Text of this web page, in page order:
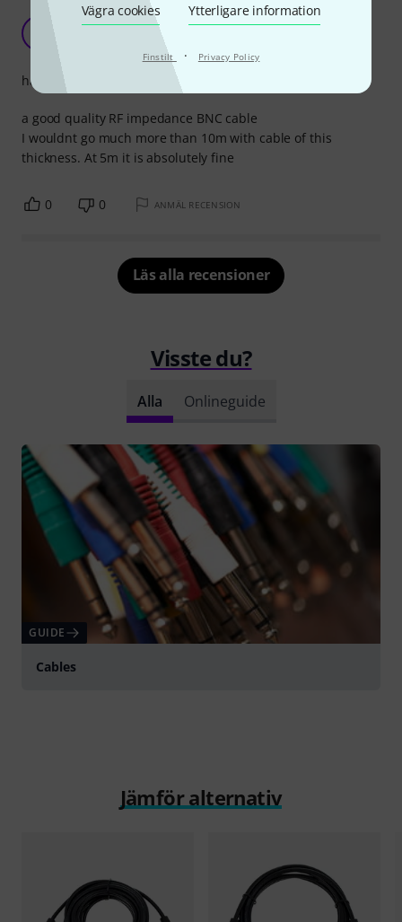
Vägra cookies Ytterligare information
Finstilt · Privacy Policy
5m BNC
Ian2268 30.10.2014
a good quality RF impedance BNC cable
I wouldnt go much more than 10m with cable of this
thickness. At 5m it is absolutely fine
hantverkskvalitet
0 0 ANMÄL RECENSION
Läs alla recensioner
Visste du?
Alla Onlineguide
GUIDE
Cables
Jämför alternativ